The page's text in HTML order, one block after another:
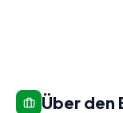
Über den